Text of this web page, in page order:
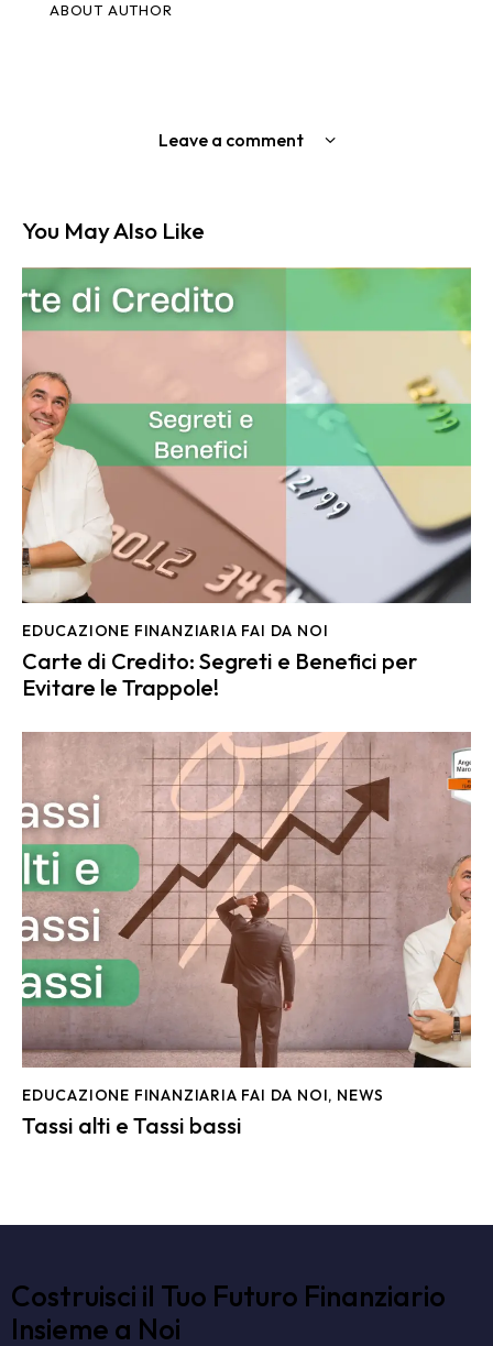
ABOUT AUTHOR
Leave a comment
You May Also Like
EDUCAZIONE FINANZIARIA FAI DA NOI
Carte di Credito: Segreti e Benefici per
Evitare le Trappole!
EDUCAZIONE FINANZIARIA FAI DA NOI, NEWS
Tassi alti e Tassi bassi
Costruisci il Tuo Futuro Finanziario
Insieme a Noi